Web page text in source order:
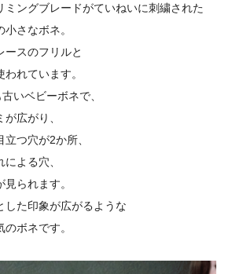
ミングブレードがていねいに刺繍された
さなボネ。
ースのフリルと
れています。
いベビーボネで、
広がり、
つ穴が2か所、
よる穴、
られます。
した印象が広がるような
のボネです。